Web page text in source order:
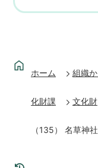
ホーム 組織
化財課 文化財
（135） 名草神